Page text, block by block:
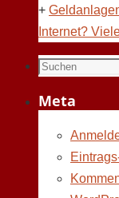
+
Internet?
Suchen
Meta